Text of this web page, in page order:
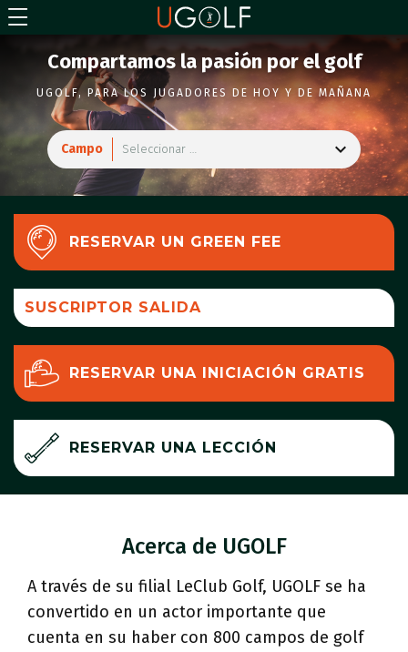
Compartamos la pasión por el golf
UGOLF, PARA LOS JUGADORES DE HOY Y DE MAÑANA
Campo Seleccionar …
Seleccionar …
El Golf Paris Val d'Europe
Golf et Tennis Haras de Jardy
Kigali Golf Resorts & Villas
UGOLF Ammerschwihr
UGOLF Avignon Châteaublanc
UGOLF Béthemont
UGOLF Bordeaux-Cameyrac
UGOLF Bordeaux Villenave d'Ornon
UGOLF Bourges
UGOLF Cergy-Vauréal
UGOLF Château de Cély
UGOLF Château de Metz-Chérisey
UGOLF Château de Raray
RESERVAR UN GREEN FEE
SUSCRIPTOR SALIDA
RESERVAR UNA INICIACIÓN GRATIS
RESERVAR UNA LECCIÓN
Acerca de UGOLF
A través de su filial LeClub Golf, UGOLF se ha
convertido en un actor importante que
cuenta en su haber con 800 campos de golf